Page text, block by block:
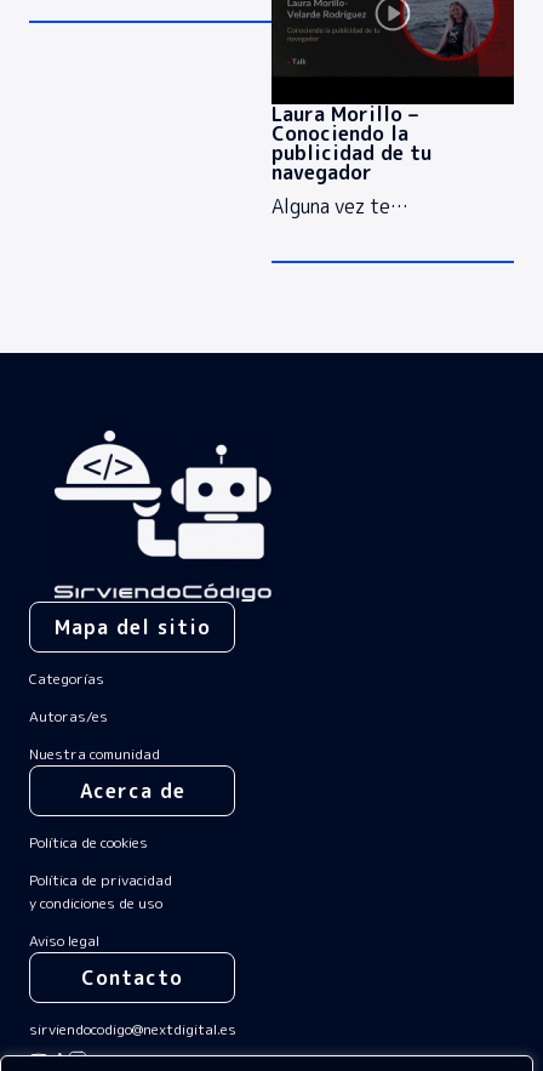
Laura Morillo –
Conociendo la
publicidad de tu
navegador
Alguna vez te…
Mapa del sitio
Categorías
Autoras/es
Nuestra comunidad
Acerca de
Política de cookies
Política de privacidad
y condiciones de uso
Aviso legal
Contacto
sirviendocodigo@nextdigital.es